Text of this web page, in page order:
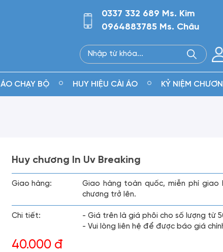
0337 332 689 Ms. Kim
0964883785 Ms. Châu
ÁO CHẠY BỘ HUY HIỆU CÀI ÁO KỶ NIỆM
Huy chương In Uv Breaking
Giao hàng:
Giao hàng toàn quốc, miễn phí giao
chương trở lên.
Chi tiết:
- Giá trên là giá phôi cho số lượng từ
- Vui lòng liên hệ để được báo giá
40.000 đ